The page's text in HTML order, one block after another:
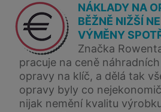
NÁKLADY NA
BĚŽNĚ NIŽŠÍ
VÝMĚNY
Značka
pracuje na ceně
opravy na klíč, a dělá tak
opravy byly co
nijak nemění kvalitu